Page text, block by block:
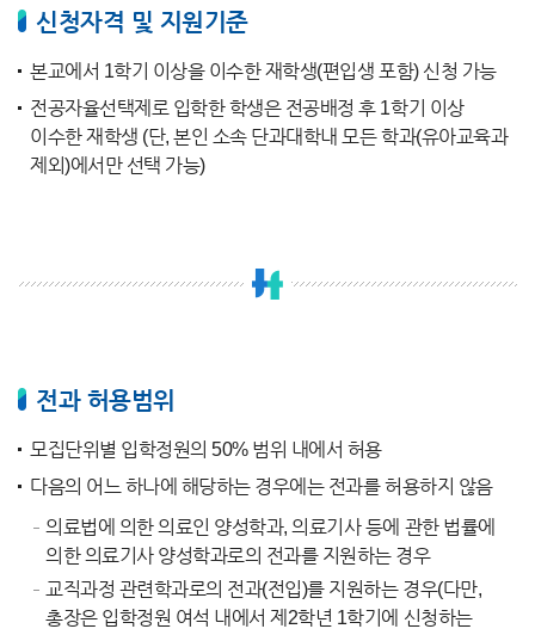
신청자격 및 지원기준
본교에서 1학기 이상을 이수한 재학생(편입생 포함) 신청 가능
전공자율선택제로 입학한 학생은 전공배정 후 1학기 이상
이수한 재학생 (단, 본인 소속 단과대학내 모든 학과(유아교육과
제외)에서만 선택 가능)
전과 허용범위
모집단위별 입학정원의 50% 범위 내에서 허용
다음의 어느 하나에 해당하는 경우에는 전과를 허용하지 않음
의료법에 의한 의료인 양성학과, 의료기사 등에 관한 법률에
의한 의료기사 양성학과로의 전과를 지원하는 경우
교직과정 관련학과로의 전과(전입)를 지원하는 경우(다만,
총장은 입학정원 여석 내에서 제2학년 1학기에 신청하는